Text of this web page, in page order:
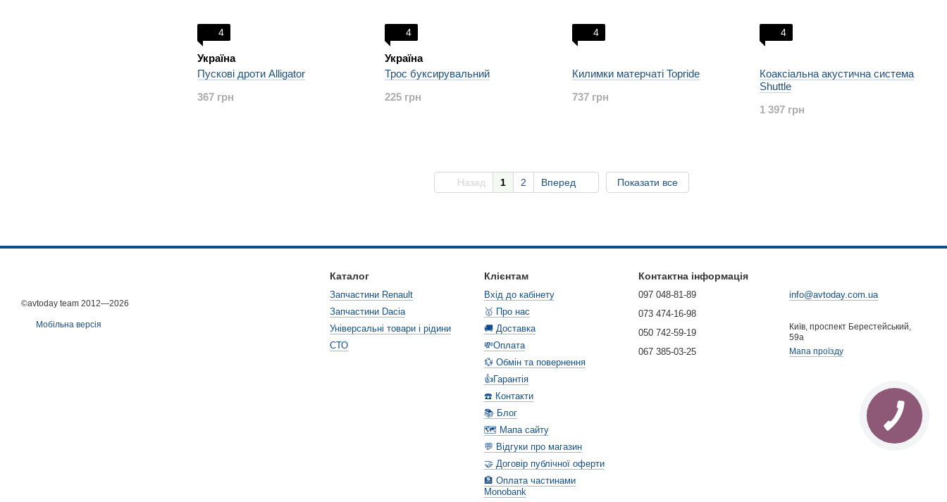
4
Україна
Пускові дроти Alligator
367 грн
4
Україна
Трос буксирувальний
225 грн
4
Килимки матерчаті Topride
737 грн
4
Коаксіальна акустична система
Shuttle
1 397 грн
Назад 1 2 Вперед Показати все
©avtoday team 2012—2026
Мобільна версія
Каталог
Запчастини Renault
Запчастини Dacia
Універсальні товари і рідини
СТО
Клієнтам
Вхід до кабінету
🥇 Про нас
🚚 Доставка
💸Оплата
💱 Обмін та повернення
👍Гарантія
☎️ Контакти
📚 Блог
🗺️ Мапа сайту
💬 Відгуки про магазин
🤝 Договір публічної оферти
🏦 Оплата частинами
Monobank
Контактна інформація
097 048-81-89
073 474-16-98
050 742-59-19
067 385-03-25
info@avtoday.com.ua
Київ, проспект Берестейський,
59а
Мапа проїзду